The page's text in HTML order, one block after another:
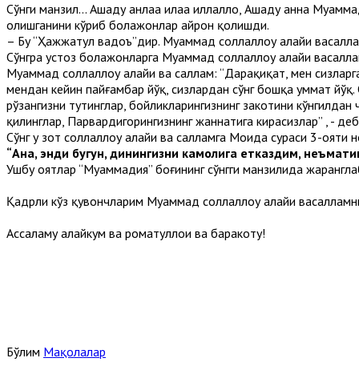
Сўнги манзил... Ашҳаду анлаа илаҳа иллаллоҳ, Ашҳаду анна
олишганини кўриб болажонлар ҳайрон қолишди.
– Бу “Ҳажжатул вадоъ”дир. Муҳаммад соллаллоҳу алайҳи
Сўнгра устоз болажонларга Муҳаммад соллаллоҳу алайҳи
Муҳаммад соллаллоҳу алайҳи ва саллам: “Дарҳақиқат, мен
мендан кейин пайғамбар йўқ, сизлардан сўнг бошқа уммат
рўзангизни тутинглар, бойликларингизнинг закотини
қилинглар, Парвардигорингизнинг жаннатига кирасизлар” , -
Сўнг у зот соллаллоҳу алайҳи ва салламга Моида сураси 3-ояти
“Ана, энди бугун, динингизни камолига етказдим,
Ушбу оятлар “Муҳаммадия” боғининг сўнгги манзилида
Қадрли кўз қувончларим Муҳаммад соллаллоҳу алайҳи
Ассаламу алайкум ва роҳматуллоҳи ва баракотуҳ!
Бўлим Мақолалар